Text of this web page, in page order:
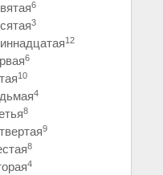
6
3
12
6
10
4
8
9
8
4